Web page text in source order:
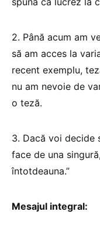
2. Până acum am
să am acces la
recent exemplu,
nu am nevoie de
o teză.
3. Dacă voi decide
face de una
întotdeauna.”
Mesajul integral: